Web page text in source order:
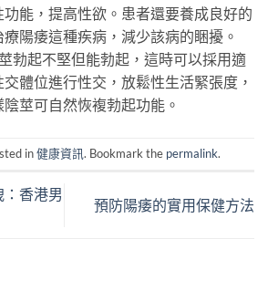
能，提高性欲。患者還要養成良好的
陽痿這種疾病，減少該病的睏擾。
起不堅但能勃起，這時可以採用適
體位進行性交，放鬆性生活緊張度，
莖可自然恢複勃起功能。
in健康資訊. Bookmark the permalink.
香港男
預防陽痿的實用保健方法